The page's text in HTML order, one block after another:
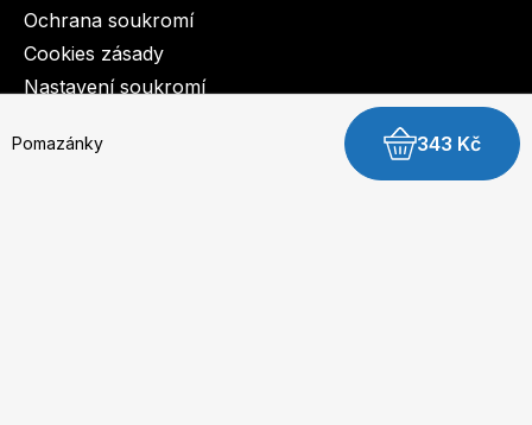
Pomazánky 343 Kč
Ochrana soukromí
Cookies zásady
Nastavení soukromí
© 2003-2026 BurdaMedia Extra s.r.o.